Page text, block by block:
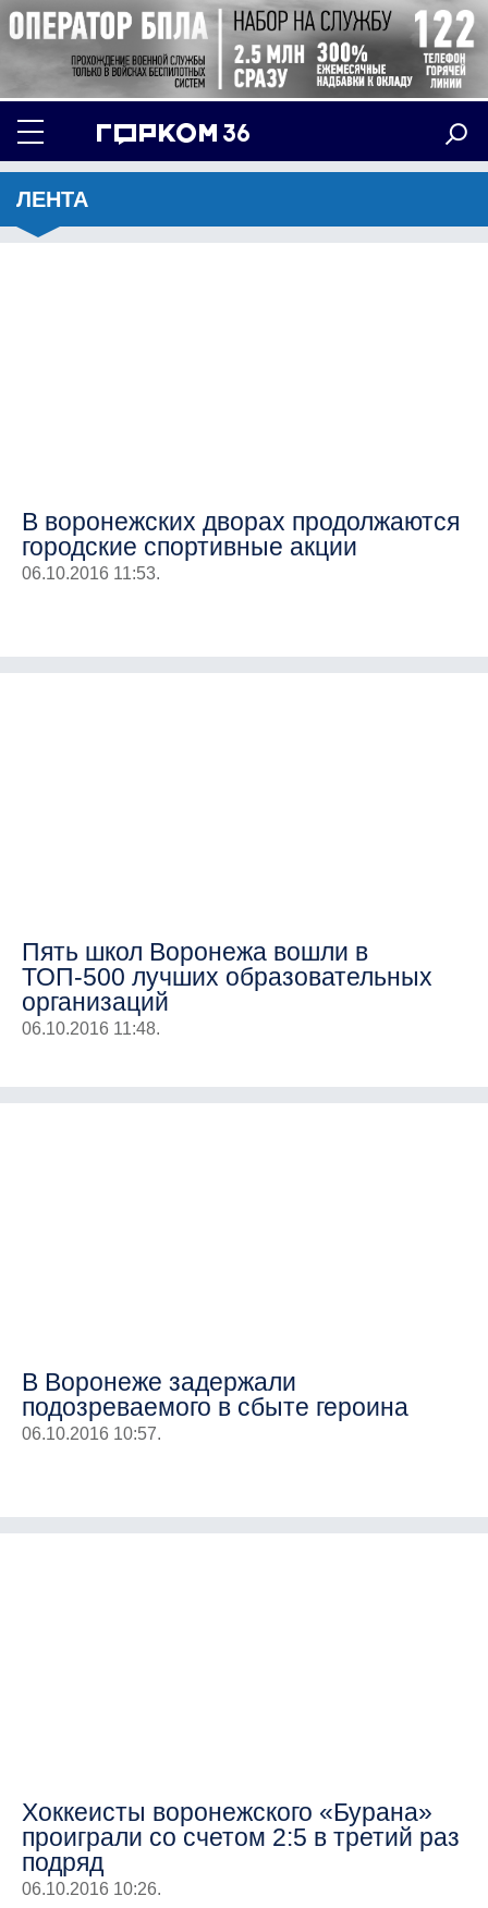
ЛЕНТА
В воронежских дворах продолжаются
городские спортивные акции
06.10.2016 11:53.
Пять школ Воронежа вошли в
ТОП-500 лучших образовательных
организаций
06.10.2016 11:48.
В Воронеже задержали
подозреваемого в сбыте героина
06.10.2016 10:57.
Хоккеисты воронежского «Бурана»
проиграли со счетом 2:5 в третий раз
подряд
06.10.2016 10:26.